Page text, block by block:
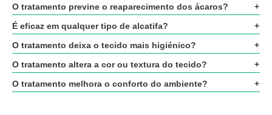
O tratamento previne o reaparecimento dos ácaros?
É eficaz em qualquer tipo de alcatifa?
O tratamento deixa o tecido mais higiénico?
O tratamento altera a cor ou textura do tecido?
O tratamento melhora o conforto do ambiente?